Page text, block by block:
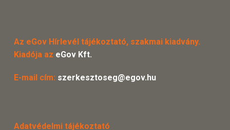
Az eGov Hírlevél tájékoztató, szakmai kiadvány.
Kiadója az eGov Kft.
E-mail cím: szerkesztoseg@egov.hu
Adatvédelmi tájékoztató